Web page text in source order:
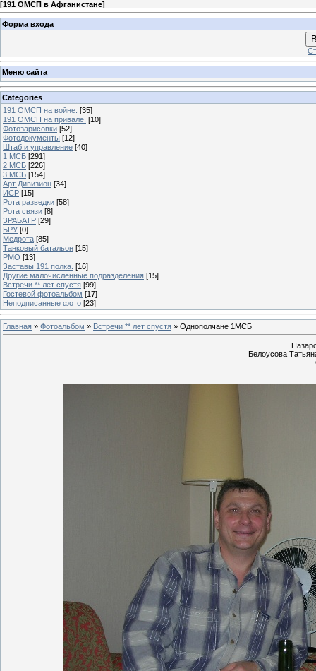
[191 ОМСП в Афганистане]
Форма входа
Меню сайта
Categories
191 ОМСП на войне. [35]
191 ОМСП на привале. [10]
Фотозарисовки [52]
Фотодокументы [12]
Штаб и управление [40]
1 МСБ [291]
2 МСБ [226]
3 МСБ [154]
Арт Дивизион [34]
ИСР [15]
Рота разведки [58]
Рота связи [8]
ЗРАБАТР [29]
БРУ [0]
Медрота [85]
Танковый батальон [15]
РМО [13]
Заставы 191 полка. [16]
Другие малочисленные подразделения [15]
Встречи ** лет спустя [99]
Гостевой фотоальбом [17]
Неподписанные фото [23]
Главная » Фотоальбом » Встречи ** лет спустя » Однополчане 1МСБ
Белоусова